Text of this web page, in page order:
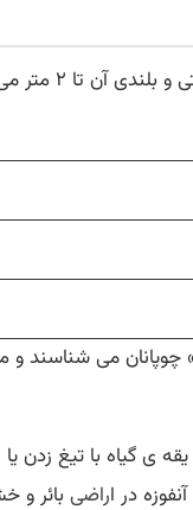
آنفوزه یا آنغوزه گیاهی است علفی چند
چوپانان می شناسند و
ی گیاه با تیغ زدن
در اراضیبائر و